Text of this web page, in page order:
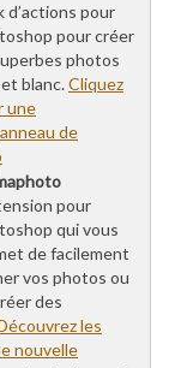
d’actions pour
pour créer
photos
blanc.Cliquez
une
de
pour
qui vous
de facilement
vos photos ou
des
les
nouvelle